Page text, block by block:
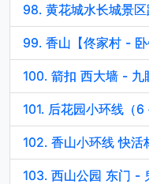
98. 黄花城水长城景
100. 箭扣 西大墙 - 九
101. 后花园小环线（6